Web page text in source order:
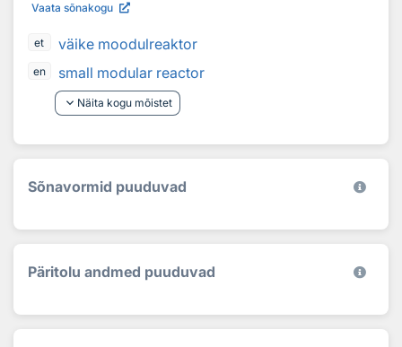
Vaata sõnakogu
et väike moodulreaktor
en
small modular reactor
keyboard_arrow_down Näita kogu mõistet
Sõnavormid puuduvad
Päritolu andmed puuduvad